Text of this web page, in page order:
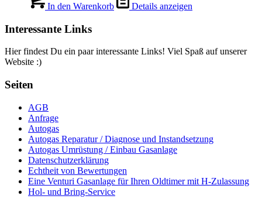
In den Warenkorb Details anzeigen
Interessante Links
Hier findest Du ein paar interessante Links! Viel Spaß auf unserer
Website :)
Seiten
AGB
Anfrage
Autogas
Autogas Reparatur / Diagnose und Instandsetzung
Autogas Umrüstung / Einbau Gasanlage
Datenschutzerklärung
Echtheit von Bewertungen
Eine Venturi Gasanlage für Ihren Oldtimer mit H-Zulassung
Hol- und Bring-Service